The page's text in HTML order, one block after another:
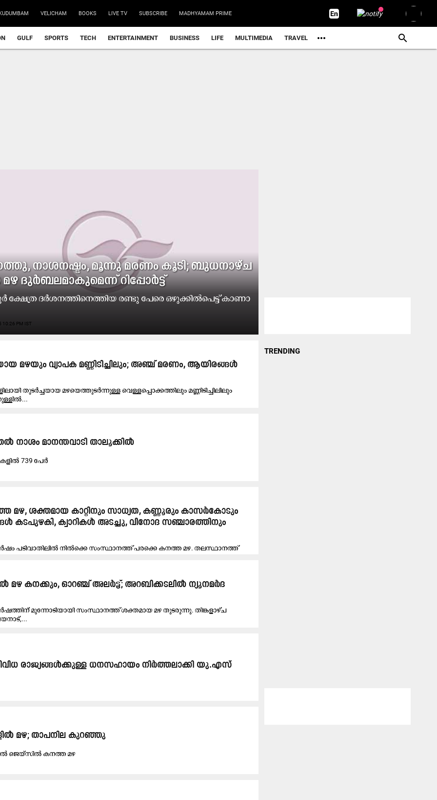
VELICHAM BOOKS LIVE TV SUBSCRIBE MADHYAMAM PRIME
GULF SPORTS TECH ENTERTAINMENT BUSINESS LIFE MULTIMEDIA TRAVEL
നാ​ശ​ന​ഷ്ടം, മൂന്നു മ​ര​ണം കൂടി; ബു​ധ​നാ​ഴ്ച
ദു​ർ​ബ​ല​മാ​കു​മെ​ന്ന് റിപ്പോർട്ട്
ക്ഷേ​ത്ര ദ​ർ​ശ​ന​ത്തി​നെ​ത്തി​യ ര​ണ്ടു​ പേ​രെ ഒ​ഴു​ക്കി​ൽ​പെ​ട്ട് കാ​ണാ​
10:26 PM IST
മഴയും വ്യാപക മണ്ണിടിച്ചിലും; അഞ്ച് മരണം, ആയിരങ്ങൾ
തുടർച്ചയായ മഴയെത്തുടർന്നുള്ള വെള്ളപ്പൊക്കത്തിലും മണ്ണിടിച്ചിലിലും
മാ​ന​ന്ത​വാ​ടി താ​ലൂ​ക്കി​ൽ
739 പേ​ർ
മഴ, ശക്തമായ കാറ്റിനും സാധ്യത, ക​ണ്ണൂ​രും കാ​സ​ർ​കോ​ടും
കടപുഴകി, ക്വാറികൾ അടച്ചു, വിനോദ സഞ്ചാരത്തിനും
പ​ടി​വാ​തി​ലി​ൽ നി​ൽ​ക്കെ സം​സ്ഥാ​ന​ത്ത് പരക്കെ കനത്ത മഴ. തലസ്ഥാനത്ത്
മഴ കനക്കും, ഓറഞ്ച് അലർട്ട്; അറബിക്കടലിൽ ന്യൂനമർദ
മുന്നോടിയായി സംസ്ഥാനത്ത് ശക്തമായ മഴ തുടരുന്നു. തിങ്കളാഴ്ച
രാജ്യങ്ങൾക്കുള്ള ധനസഹായം നിർത്തലാക്കി യു.എസ്
മ​ഴ; താ​പ​നി​ല കു​റ​ഞ്ഞു
ജെ​യ്​​സി​ൽ ക​ന​ത്ത മ​ഴ
TRENDING